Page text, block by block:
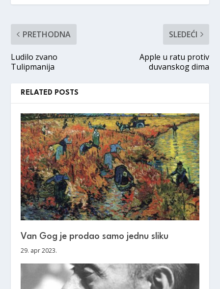
PRETHODNA
Ludilo zvano
Tulipmanija
SLEDEĆI
Apple u ratu protiv
duvanskog dima
RELATED POSTS
Van Gog je prodao samo jednu sliku
29. apr 2023.